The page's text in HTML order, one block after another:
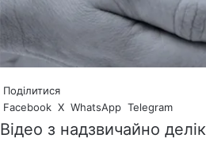
Поділитися
Facebook X WhatsApp Telegram
Відео з надзвичайно